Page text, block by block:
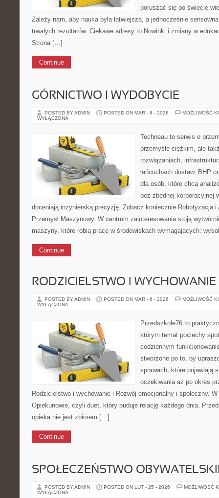
poruszać się po świecie
Zależy nam, aby nauka była łatwiejsza, a jednocześnie
trwałych rezultatów. Ciekawe adresy to Nowinki i zmiany w
Strona […]
Continue
GÓRNICTWO I WYDOBYCIE
POSTED BY ADMIN POSTED ON MAR - 8 - 2026
MOŻLIWOŚĆ
WYŁĄCZONA
Techneau to serwis o
przemyśle ciężkim, ale
rozwiązaniach,
łańcuchach dostaw, BHP
dla osób, które chcą
bez zbędnej korporacyjnej
doceniają inżynierską precyzję. Zobacz koniecznie Robotyzacja i
Przemysł Maszynowy. W centrum zainteresowania stoją
maszyny, które robią pracę w środowiskach wymagających:
Continue
RODZICIELSTWO I WYCHOWANIE
POSTED BY ADMIN POSTED ON MAR - 6 - 2026
MOŻLIWOŚĆ
WYŁĄCZONA
Przedszkole76 to
którym temat pociechy
codziennym
stworzone po to, by
sprawach, które pojawiają
oczekiwania aż po okres
Rodzicielstwo i wychowanie i Rozwój emocjonalny i społeczny.
Opiekunowie, czyli duet, który buduje relację każdego dnia.
opieka nie jest zbiorem […]
Continue
SPOŁECZEŃSTWO
POSTED BY ADMIN POSTED ON LUT - 25 - 2026
MOŻLIWOŚĆ
WYŁĄCZONA